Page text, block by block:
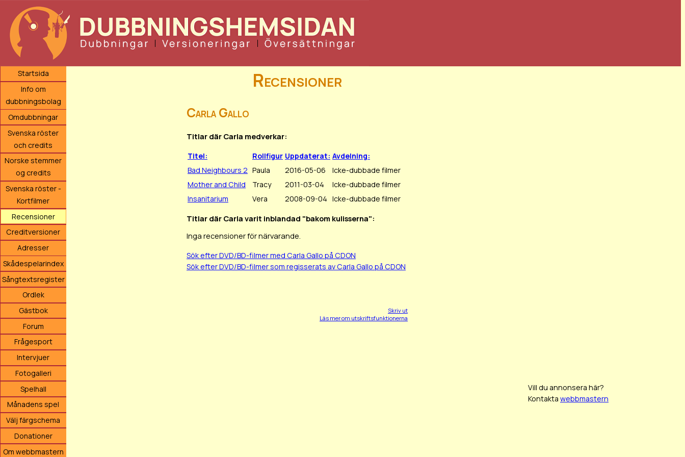
Startsida
Info om
dubbningsbolag
Omdubbningar
Svenska röster
och credits
Norske stemmer
og credits
Svenska röster -
Kortfilmer
Recensioner
Creditversioner
Adresser
Skådespelarindex
Sångtextsregister
Ordlek
Gästbok
Forum
Frågesport
Intervjuer
Fotogalleri
Spelhall
Månadens spel
Välj färgschema
Donationer
Om webbmastern
Recensioner
Carla Gallo
Titlar där Carla medverkar:
Titel: Rollfigur Uppdaterat: Avdelning:
Bad Neighbours 2 Paula 2016-05-06
Icke-dubbade filmer
Mother and Child
Tracy 2011-03-04
Icke-dubbade filmer
Insanitarium
Vera 2008-09-04 Icke-dubbade filmer
Titlar där Carla varit inblandad "bakom kulisserna":
Inga recensioner för närvarande.
Sök efter DVD/BD-filmer med Carla Gallo på CDON
Sök efter DVD/BD-filmer som regisserats av Carla Gallo på CDON
Skriv ut
Läs mer om utskriftsfunktionerna
Vill du annonsera här?
Kontakta webbmastern